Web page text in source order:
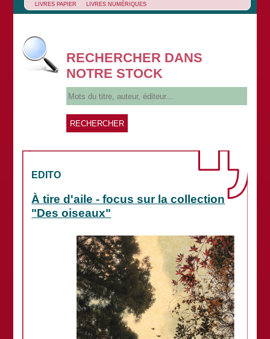
LIVRES PAPIER LIVRES NUMÉRIQUES
RECHERCHER DANS
NOTRE STOCK
EDITO
À tire d'aile - focus sur la collection
"Des oiseaux"